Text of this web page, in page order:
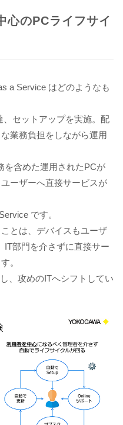
心のPCライフサイ
a Service はどのようなも
セットアップを実施。配
業務負担をしながら運用
を含めた運用されたPCが
ーザーへ直接サービスが
です。
とは、デバイスもユーザ
IT部門を介さずに直接サー
。
、攻めのITへシフトしてい